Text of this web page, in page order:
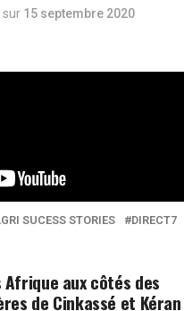
sur 15 septembre 2020
SUCESS STORIES DIRECT7
Afrique aux côtés des
de Cinkassé et Kéran